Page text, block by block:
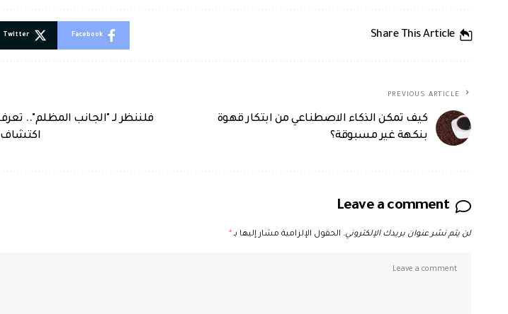
Share This Article
Facebook
Twitter
PREVIOUS ARTICLE
كيف تمكن الذكاء الاصطناعي من ابتكار قهوة
بنكهة غير مسبوقة؟
فلننظر لـ "الجانب المظلم"..
اكتشاف
Leave a comment
لن يتم نشر عنوان بريدك الإلكتروني. الحقول الإلزامية مشار إليها بـ*